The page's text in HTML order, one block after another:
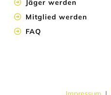
Jäger werden
Mitglied werden
FAQ